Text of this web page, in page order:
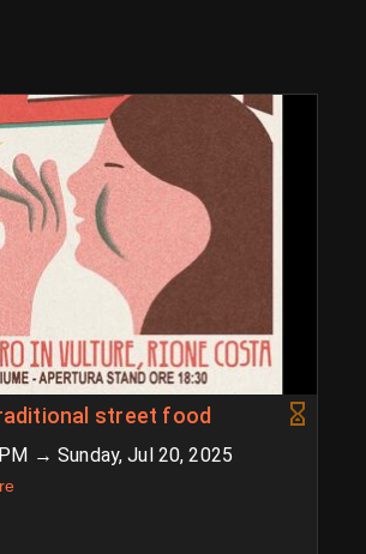
street food
→ Sunday, Jul 20, 2025